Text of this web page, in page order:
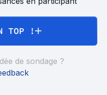
TOP !
de sondage ?